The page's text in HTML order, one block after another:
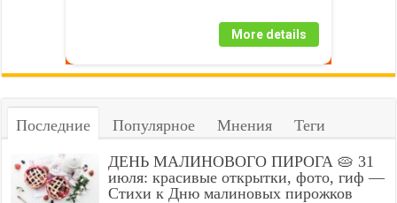
More details
Последние Популярное Мнения Теги
ДЕНЬ МАЛИНОВОГО ПИРОГА 🥧 31
июля: красивые открытки, фото, гиф —
Стихи к Дню малиновых пирожков